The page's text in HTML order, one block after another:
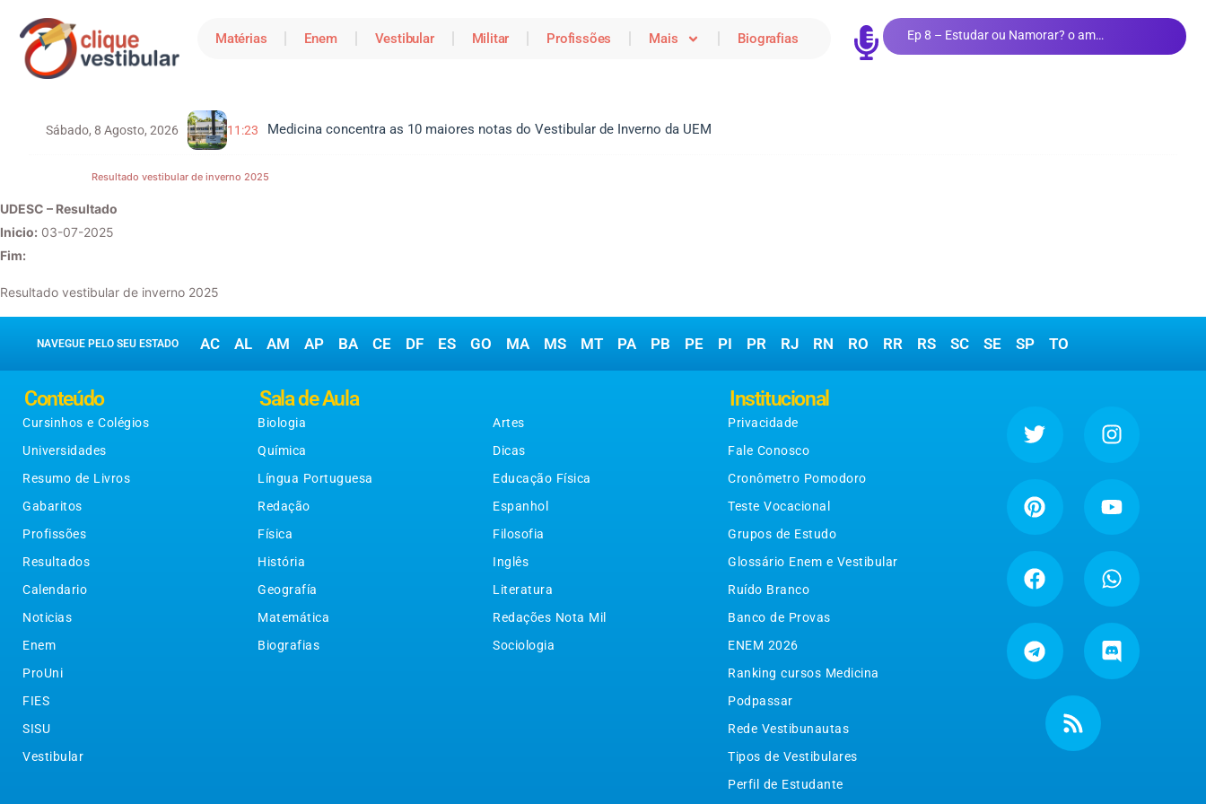
Matérias Enem Vestibular Militar Profissões Mais Biografias Ep 8 – Estudar ou Namorar? o amor e os estudos
Sábado, 8 Agosto, 2026 11:23 Medicina concentra as 10 maiores notas do Vestibular de Inverno da UEM
Resultado vestibular de inverno 2025
UDESC – Resultado
Inicio: 03-07-2025
Fim:
Resultado vestibular de inverno 2025
NAVEGUE PELO SEU ESTADO AC AL AM AP BA CE DF ES GO MA MS MT PA PB PE PI PR RJ RN RO RR RS SC SE SP TO
Conteúdo
Cursinhos e Colégios
Universidades
Resumo de Livros
Gabaritos
Profissões
Resultados
Calendario
Noticias
Enem
ProUni
FIES
SISU
Vestibular
Sala de Aula
Biologia
Química
Língua Portuguesa
Redação
Física
História
Geografía
Matemática
Biografias
Artes
Dicas
Educação Física
Espanhol
Filosofia
Inglês
Literatura
Redações Nota Mil
Sociologia
Institucional
Privacidade
Fale Conosco
Cronômetro Pomodoro
Teste Vocacional
Grupos de Estudo
Glossário Enem e Vestibular
Ruído Branco
Banco de Provas
ENEM 2026
Ranking cursos Medicina
Podpassar
Rede Vestibunautas
Tipos de Vestibulares
Perfil de Estudante